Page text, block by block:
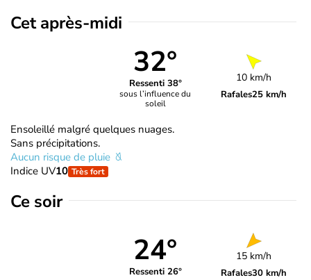
Cet après-midi
32°
Ressenti 38°
sous l’influence du
soleil
10 km/h
Rafales25 km/h
Ensoleillé malgré quelques nuages.
Sans précipitations.
Aucun risque de pluie
Indice UV10 Très fort
Ce soir
24°
Ressenti 26°
15 km/h
Rafales30 km/h